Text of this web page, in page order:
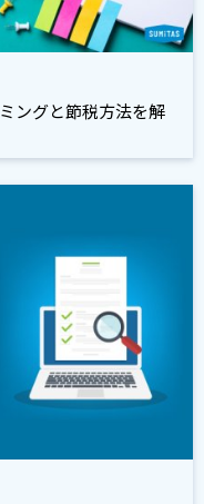
ングと節税方法を解